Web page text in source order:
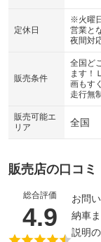
定休日
※火曜
営業と
夜間対
販売条件
全国ど
ます！
画もす
走行無
販売可能エ
リア
全国
販売店の口コミ
総合評価
4.9 （
お問
納車
説明